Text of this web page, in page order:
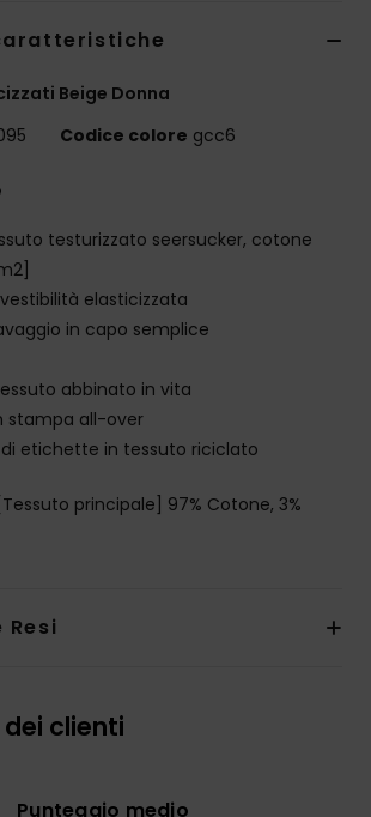
Beige Donna
Codice colore gcc6
testurizzato seersucker, cotone
vestibilità elasticizzata
in capo semplice
abbinato in vita
stampa all-over
etichette in tessuto riciclato
[Tessuto principale] 97% Cotone, 3%
Resi
clienti
Punteggio medio